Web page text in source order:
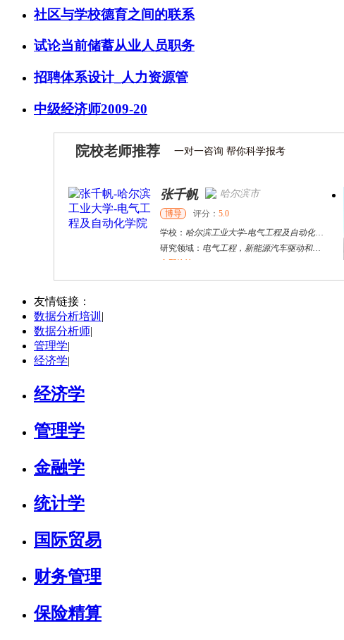
社区与学校德育之间的联系
试论当前储蓄从业人员职务
招聘体系设计_人力资源管
中级经济师2009-20
院校老师推荐 一对一咨询 帮你科学报考
张千帆 哈尔滨市
博导 评分： 5.0
学校： 哈尔滨工业大学-电气工程及自动化学院
研究领域： 电气工程，新能源汽车驱动和充电
立即咨询
何斌锋 苏州市
友情链接：
数据分析培训 |
数据分析师|
管理学|
经济学|
经济学
管理学
金融学
统计学
国际贸易
财务管理
保险精算